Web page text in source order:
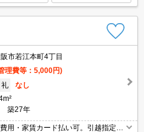
市若江本町4丁目
理費等：5,000円)
礼
なし
築27年
用・家賃カード払い可。引越指定業